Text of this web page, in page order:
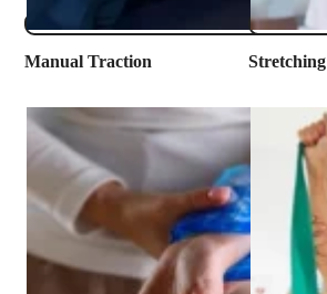
Manual Traction ​Stretching